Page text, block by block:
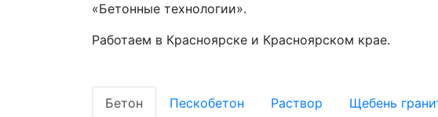
«Бетонные технологии».
Работаем в Красноярске и Красноярском крае.
Бетон Пескобетон Раствор Щебень